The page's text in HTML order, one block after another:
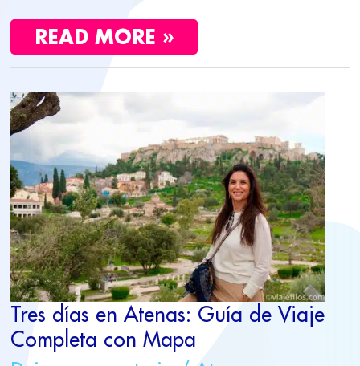
READ MORE »
Tres días en Atenas: Guía de Viaje
Completa con Mapa
TRES
DÍAS
EN
ATENAS:
GUÍA
DE
VIAJE
COMPLETA
CON
MAPA